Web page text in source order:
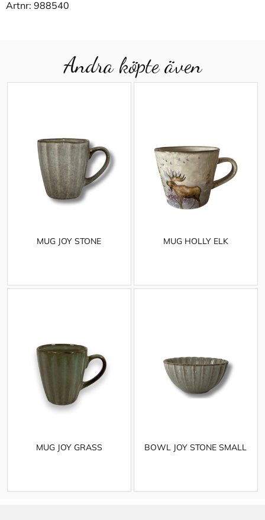
Artnr: 988540
Andra köpte även
MUG JOY STONE MUG HOLLY ELK
MUG JOY GRASS BOWL JOY STONE SMALL